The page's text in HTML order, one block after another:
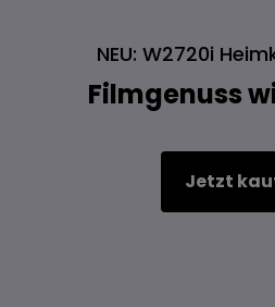
NEU: W2720i
Filmgenuss
Jetzt